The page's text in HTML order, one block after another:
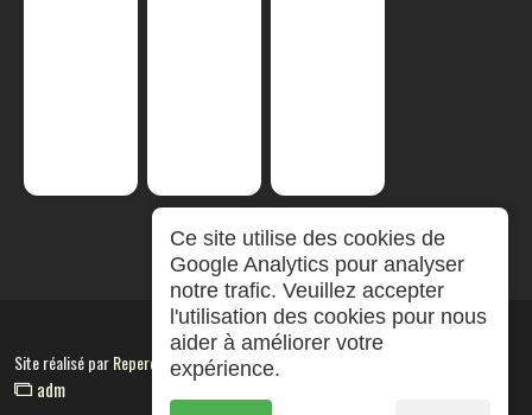
Site réalisé parRepereCom
adm
Ce site utilise des cookies de
Google Analytics pour analyser
notre trafic. Veuillez accepter
l'utilisation des cookies pour nous
aider à améliorer votre
expérience.